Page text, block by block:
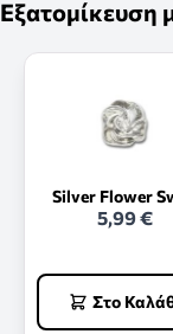
Εξατομίκευση
Silver Flower
5,99 €
Στο